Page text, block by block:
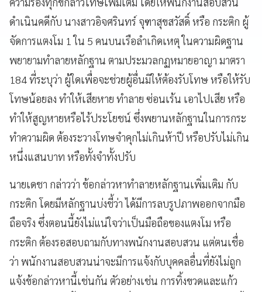
ดำเนินคดีกับ นางสาวอิจศรินทร์ จุฑาสุขสวัสดิ์ หรือ กระติก ผู้
จัดการแตงโม 1 ใน 5 คนบนเรือลำเกิดเหตุ ในความผิดฐาน
พยายามทำลายหลักฐาน ตามประมวลกฏหมายอาญา มาตรา
184 ที่ระบุว่า ผู้ใดเพื่อจะช่วยผู้อื่นมิให้ต้องรับโทษ หรือให้รับ
โทษน้อยลง ทำให้เสียหาย ทำลาย ซ่อนเร้น เอาไปเสีย หรือ
ทำให้สูญหายหรือไร้ประโยชน์ ซึ่งพยานหลักฐานในการกระ
ทำความผิด ต้องระวางโทษจำคุกไม่เกินห้าปี หรือปรับไม่เกิน
หนึ่งแสนบาท หรือทั้งจำทั้งปรับ
นายเดชา กล่าวว่า ข้อกล่าวหาทำลายหลักฐานเพิ่มเติม กับ
กระติก โดยมีหลักฐานบ่งชี้ว่า ได้มีการลบรูปภาพออกจากมือ
ถือจริง ซึ่งตอนนี้ยังไม่แน่ใจว่าเป็นมือถือของแตงโม หรือ
กระติก ต้องรอสอบถามกับทางพนักงานสอบสวน แต่ตนเชื่อ
ว่า พนักงานสอบสวนน่าจะมีการแจ้งกับบุคคลอื่นที่ยังไม่ถูก
แจ้งข้อกล่าวหานี้เช่นกัน ตัวอย่างเช่น การทิ้งขวดและแก้ว